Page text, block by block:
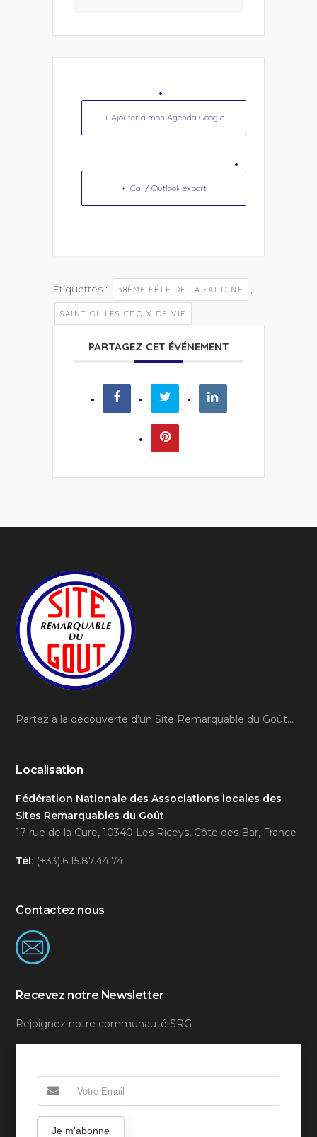
+ Ajouter à mon Agenda Google
+ iCal / Outlook export
Étiquettes : 38ÈME FÊTE DE LA SARDINE ,
SAINT GILLES-CROIX-DE-VIE
PARTAGEZ CET ÉVÉNEMENT
Partez à la découverte d’un Site Remarquable du Goût…
Localisation
Fédération Nationale des Associations locales des
Sites Remarquables du Goût
17 rue de la Cure, 10340 Les Riceys, Côte des Bar, France
Tél: (+33).6.15.87.44.74
Contactez nous
Recevez notre Newsletter
Rejoignez notre communauté SRG
Je m'abonne